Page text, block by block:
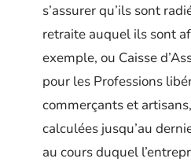
s’assurer qu’ils sont
retraite auquel ils sont
exemple, ou Caisse
pour les Professions
commerçants et
calculées jusqu’au
au cours duquel